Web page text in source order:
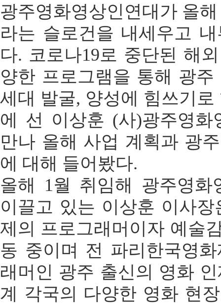
광주영화영상인연대가 올
라는 슬로건을 내세우고
다. 코로나19로 중단된 해
양한 프로그램을 통해 광
세대 발굴, 양성에 힘쓰기
에 선 이상훈 (사)광주영화
만나 올해 사업 계획과 광
에 대해 들어봤다.
올해 1월 취임해 광주영화
이끌고 있는 이상훈 이사
제의 프로그래머이자 예술
동 중이며 전 파리한국영
래머인 광주 출신의 영화
계 각국의 다양한 영화 현